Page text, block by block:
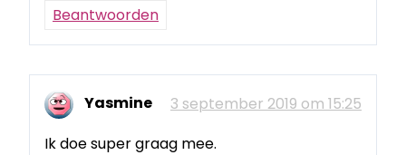
Beantwoorden
Yasmine
3 september 2019 om 15:25
Ik doe super graag mee.